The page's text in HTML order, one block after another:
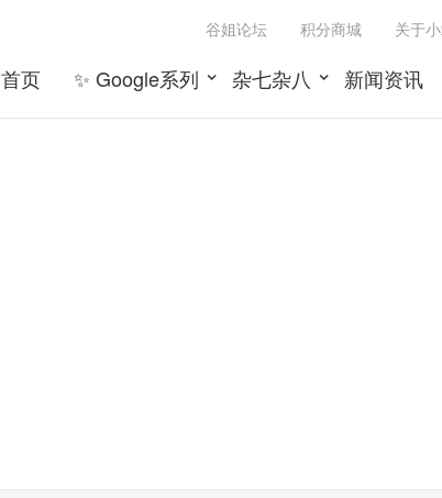
首页 ✨ Google系列 杂七杂八 新闻资讯
谷姐论坛 积分商城 关于